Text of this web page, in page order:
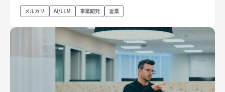
コーポレートエンジニアリング
セキュリティエンジニアリング
プロダクト・ビジネス
経営・事業企画
カスタマーサービス
メルカリ AI/LLM 事業開発 営業